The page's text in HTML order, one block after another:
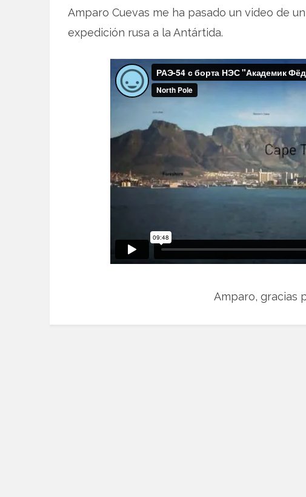
Amparo Cuevas me ha pasado un video de
expedición rusa a la Antártida.
Amparo, gracias